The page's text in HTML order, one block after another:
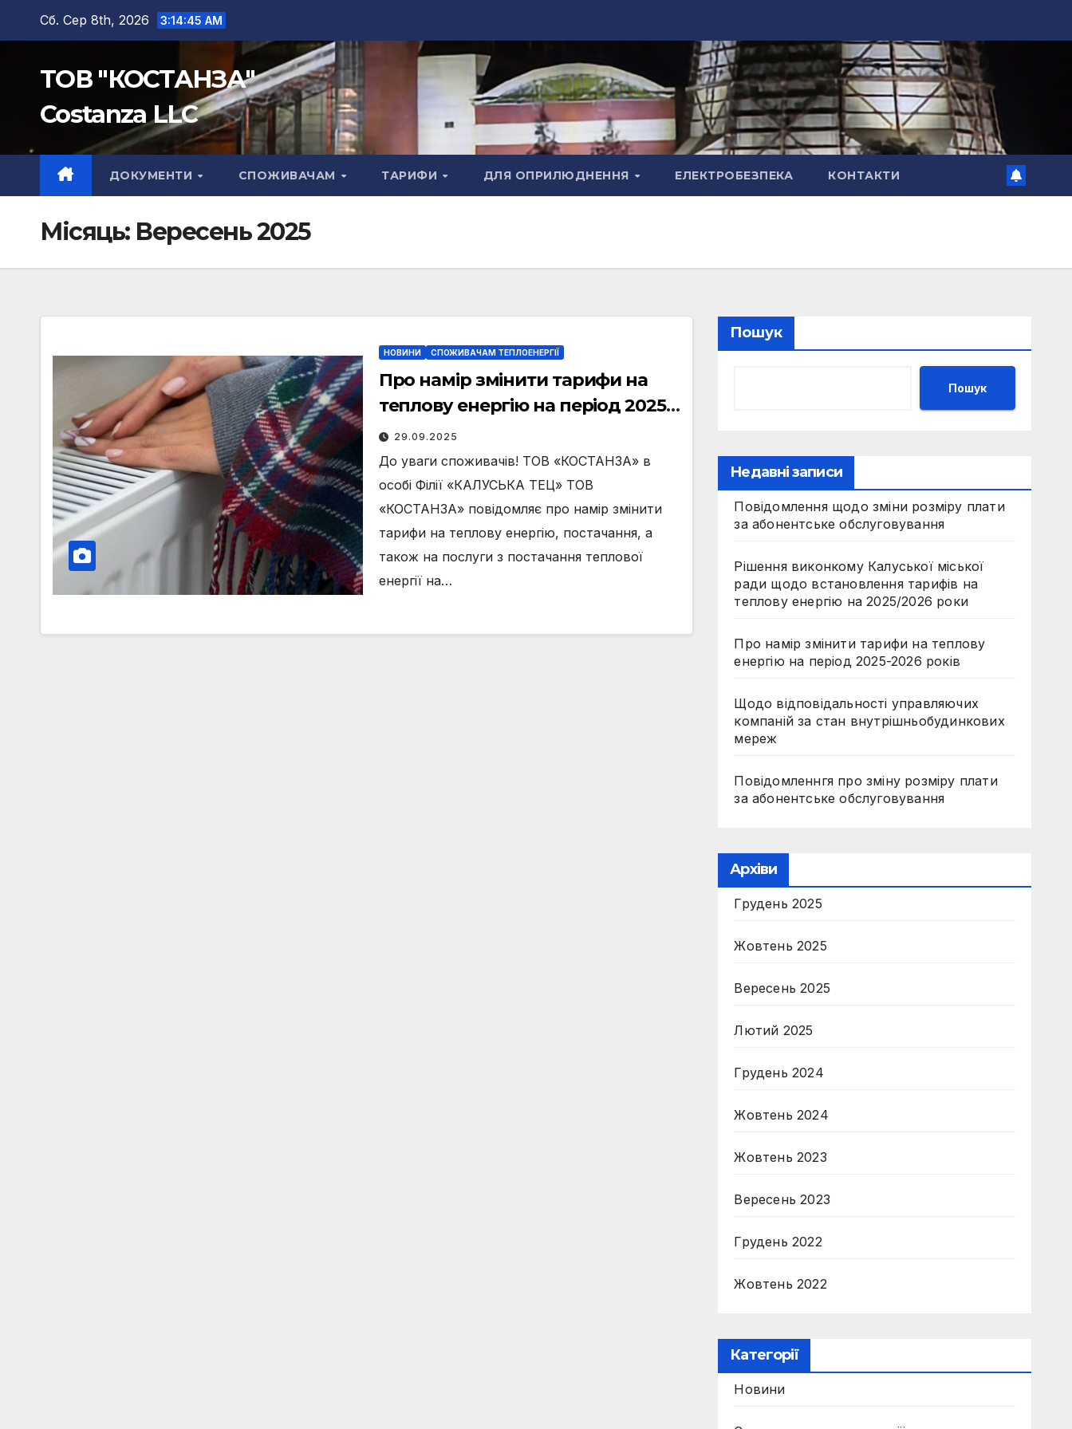
Перейти
Сб. Сер 8th, 2026 3:14:46 AM
ТОВ "КОСТАНЗА"
Costanza LLC
ДОКУМЕНТИ СПОЖИВАЧАМ ТАРИФИ ДЛЯ ОПРИЛЮДНЕННЯ ЕЛЕКТРОБЕЗПЕКА КОНТАКТИ
Місяць: Вересень 2025
НОВИНИ СПОЖИВАЧАМ ТЕПЛОЕНЕРГІЇ
Про намір змінити тарифи на
теплову енергію на період 2025-
2026 років
29.09.2025
До уваги споживачів! ТОВ «КОСТАНЗА» в
особі Філії «КАЛУСЬКА ТЕЦ» ТОВ
«КОСТАНЗА» повідомляє про намір змінити
тарифи на теплову енергію, постачання, а
також на послуги з постачання теплової
енергії на…
Пошук
Пошук
Недавні записи
Повідомлення щодо зміни розміру плати
за абонентське обслуговування
Рішення виконкому Калуської міської
ради щодо встановлення тарифів на
теплову енергію на 2025/2026 роки
Про намір змінити тарифи на теплову
енергію на період 2025-2026 років
Щодо відповідальності управляючих
компаній за стан внутрішньобудинкових
мереж
Повідомленнгя про зміну розміру плати
за абонентське обслуговування
Архіви
Грудень 2025
Жовтень 2025
Вересень 2025
Лютий 2025
Грудень 2024
Жовтень 2024
Жовтень 2023
Вересень 2023
Грудень 2022
Жовтень 2022
Категорії
Новини